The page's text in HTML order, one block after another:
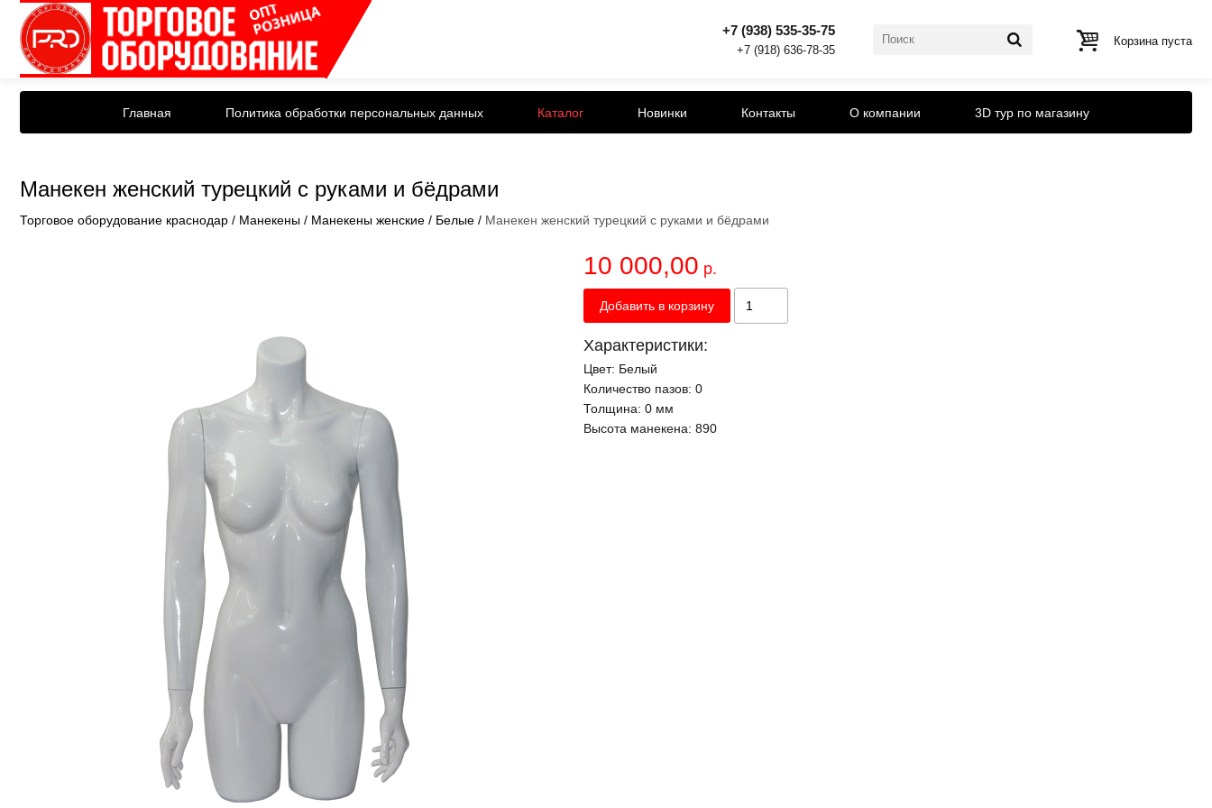
Корзина пуста
+7 (938) 535-35-75
+7 (918) 636-78-35
Главная Политика обработки персональных данных Каталог Новинки Контакты О компании 3D тур по магазину
Манекен женский турецкий с руками и бёдрами
Торговое оборудование краснодар / Манекены / Манекены женские / Белые / Манекен женский турецкий с руками и бёдрами
10 000,00 р.
Добавить в корзину
Характеристики:
Цвет: Белый
Количество пазов: 0
Толщина: 0 мм
Высота манекена: 890